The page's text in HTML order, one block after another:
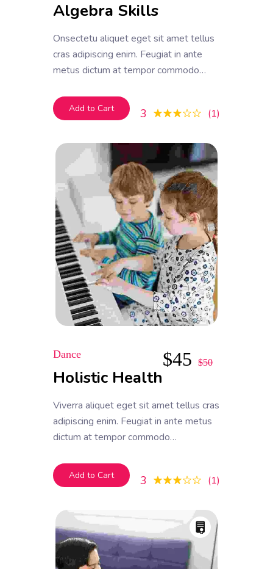
3 1
Algebra Skills
Onsectetu aliquet eget sit amet tellus
cras adipiscing enim. Feugiat in ante
metus dictum at tempor commodo
facilisi etiam dignissim. Vestibulum
mattis ullamcorper velit sed
Dolor sit amet consectetur adipiscing
elit. A erat nam at lectus urna duis
convallis
Add to Cart
Dance
3 1
Holistic Health
Viverra aliquet eget sit amet tellus cras
adipiscing enim. Feugiat in ante metus
dictum at tempor commodo
facilisi etiam dignissim. Vestibulum
mattis ullamcorper velit sed
Dolor sit amet consectetur adipiscing
elit. A erat nam at lectus urna duis
convallis
$45 $50
Add to Cart